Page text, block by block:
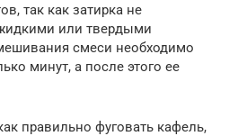
так как затирка не
или твердыми
смеси необходимо
минут, а после этого ее
правильно фуговать кафель,